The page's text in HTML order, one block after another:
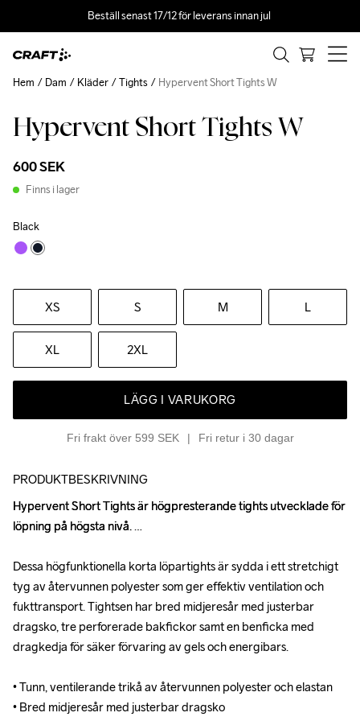
Beställ senast 17/12 för leverans innan jul
Hypervent Short Tights W
600 SEK
Finns i lager
Black
XS S M L
XL 2XL
LÄGG I VARUKORG
Fri frakt över 599 SEK Fri retur i 30 dagar
Hem Dam Kläder Tights Hypervent Short Tights W
PRODUKTBESKRIVNING
Hypervent Short Tights är högpresterande tights utvecklade för
löpning på högsta nivå.
Dessa högfunktionella korta löpartights är sydda i ett stretchigt
tyg av återvunnen polyester som ger effektiv ventilation och
fukttransport. Tightsen har bred midjeresår med justerbar
dragsko, tre perforerade bakfickor samt en benficka med
dragkedja för säker förvaring av gels och energibars.
• Tunn, ventilerande trikå av återvunnen polyester och elastan
• Bred midjeresår med justerbar dragsko
Hypervent Short Tights är högpresterande tights utvecklade för
löpning på högsta nivå.
Dessa högfunktionella korta löpartights är sydda i ett stretchigt
tyg av återvunnen polyester som ger effektiv ventilation och
fukttransport. Tightsen har bred midjeresår med justerbar
dragsko, tre perforerade bakfickor samt en benficka med
dragkedja för säker förvaring av gels och energibars.
• Tunn, ventilerande trikå av återvunnen polyester och elastan
• Bred midjeresår med justerbar dragsko